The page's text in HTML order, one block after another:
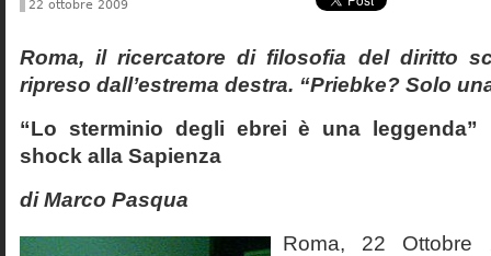
22 ottobre 2009
Roma, il ricercatore di filosofia del diritto
ripreso dall’estrema destra. “Priebke? Solo
“Lo sterminio degli ebrei è una leggenda”
shock alla Sapienza
di Marco Pasqua
Roma, 22